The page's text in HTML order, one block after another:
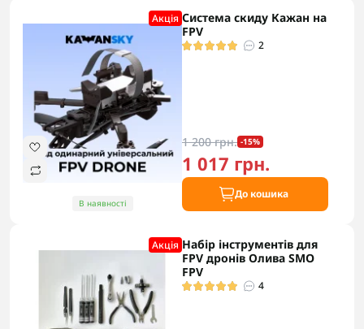
Акцiя
В наявності
Система скиду Кажан на
FPV
2
1 200 грн. -15%
1 017 грн.
До кошика
Акцiя Набір інструментів для
FPV дронів Олива SMO
FPV
4